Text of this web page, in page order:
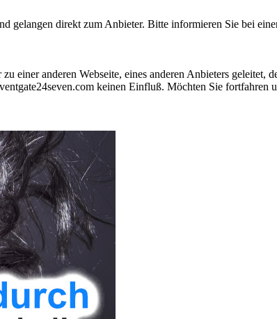
gelangen direkt zum Anbieter. Bitte informieren Sie bei
einer anderen Webseite, eines anderen Anbieters geleitet,
keinen Einfluß. Möchten Sie fortfahren